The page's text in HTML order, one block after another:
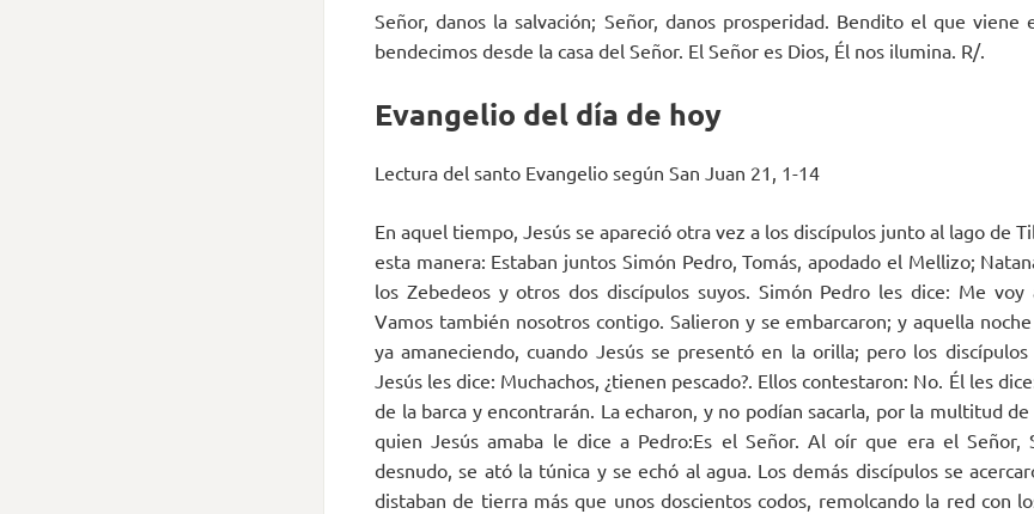
Señor, danos la salvación; Señor, danos prosperidad. Bendito el que
bendecimos desde la casa del Señor. El Señor es Dios, Él nos ilumina. R/.
Evangelio del día de hoy
Lectura del santo Evangelio según San Juan 21, 1-14
En aquel tiempo, Jesús se apareció otra vez a los discípulos junto al lago de
esta manera: Estaban juntos Simón Pedro, Tomás, apodado el Mellizo;
los Zebedeos y otros dos discípulos suyos. Simón Pedro les dice: Me voy
Vamos también nosotros contigo. Salieron y se embarcaron; y aquella
ya amaneciendo, cuando Jesús se presentó en la orilla; pero los
Jesús les dice: Muchachos, ¿tienen pescado?. Ellos contestaron: No. Él les
de la barca y encontrarán. La echaron, y no podían sacarla, por la multitud
quien Jesús amaba le dice a Pedro:Es el Señor. Al oír que era el Señor,
desnudo, se ató la túnica y se echó al agua. Los demás discípulos se
distaban de tierra más que unos doscientos codos, remolcando la red con